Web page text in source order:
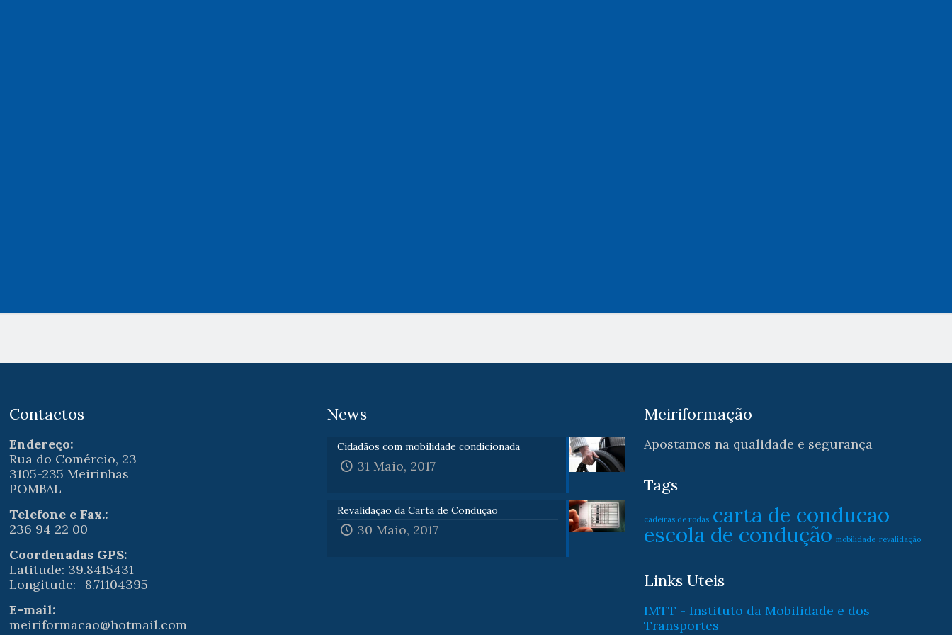
Contactos
Endereço:
Rua do Comércio, 23
3105-235 Meirinhas
POMBAL
Telefone e Fax.:
236 94 22 00
Coordenadas GPS:
Latitude: 39.8415431
Longitude: -8.71104395
E-mail:
meiriformacao@hotmail.com
News
Cidadãos com mobilidade condicionada
31 Maio, 2017
Revalidação da Carta de Condução
30 Maio, 2017
Meiriformação
Apostamos na qualidade e segurança
Tags
cadeiras de rodas carta de conducao
escola de condução mobilidade revalidação
Links Uteis
IMTT - Instituto da Mobilidade e dos
Transportes